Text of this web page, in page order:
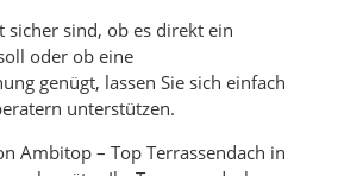
sicher sind, ob es direkt ein
oder ob eine
genügt, lassen Sie sich einfach
unterstützen.
Ambitop – Top Terrassendach in